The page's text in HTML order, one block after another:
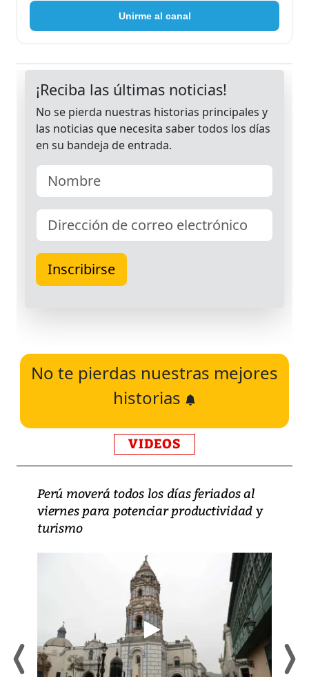
Unirme al canal
No te pierdas nuestras mejores
historias
VIDEOS
Perú moverá todos los días feriados al
viernes para potenciar productividad y
turismo